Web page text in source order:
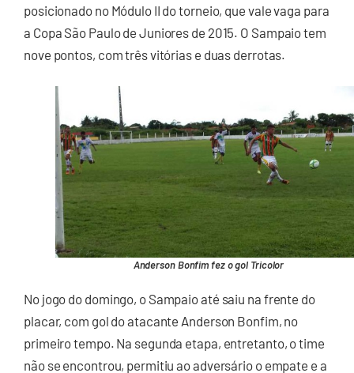
posicionado no Módulo II do torneio, que vale vaga para
a Copa São Paulo de Juniores de 2015. O Sampaio tem
nove pontos, com três vitórias e duas derrotas.
Anderson Bonfim fez o gol Tricolor
No jogo do domingo, o Sampaio até saiu na frente do
placar, com gol do atacante Anderson Bonfim, no
primeiro tempo. Na segunda etapa, entretanto, o time
não se encontrou, permitiu ao adversário o empate e a